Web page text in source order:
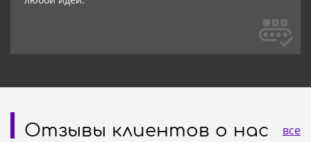
Отзывы клиентов о нас все